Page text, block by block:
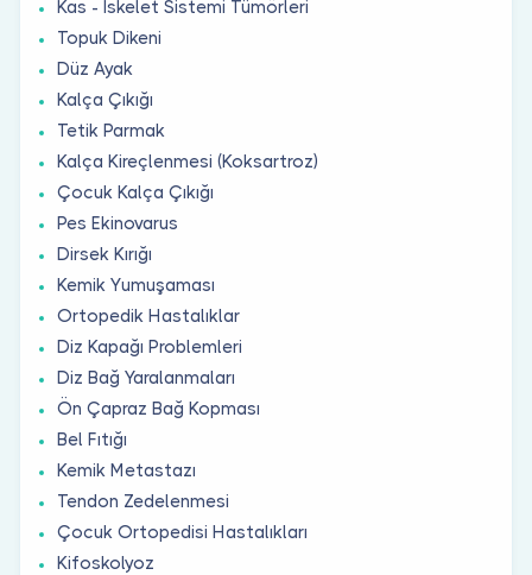
Kas - İskelet Sistemi Tümörleri
Topuk Dikeni
Düz Ayak
Kalça Çıkığı
Tetik Parmak
Kalça Kireçlenmesi (Koksartroz)
Çocuk Kalça Çıkığı
Pes Ekinovarus
Dirsek Kırığı
Kemik Yumuşaması
Ortopedik Hastalıklar
Diz Kapağı Problemleri
Diz Bağ Yaralanmaları
Ön Çapraz Bağ Kopması
Bel Fıtığı
Kemik Metastazı
Tendon Zedelenmesi
Çocuk Ortopedisi Hastalıkları
Kifoskolyoz